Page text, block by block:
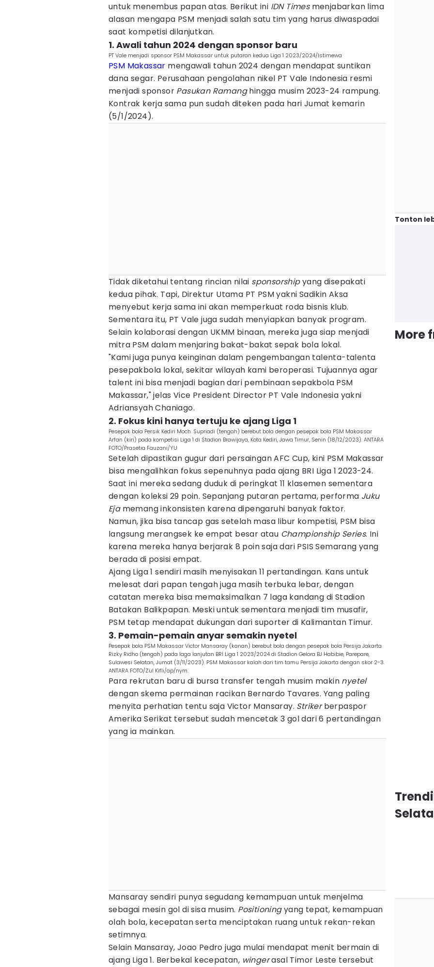
untuk menembus papan atas. Berikut ini IDN Timesmenjabarkan lima
alasan mengapa PSM menjadi salah satu tim yang harus diwaspadai
saat kompetisi dilanjutkan.
1. Awali tahun 2024 dengan sponsor baru
PT Vale menjadi sponsor PSM Makassar untuk putaran kedua Liga 1 2023/2024/Istimewa
PSM Makassar mengawali tahun 2024 dengan mendapat suntikan
dana segar. Perusahaan pengolahan nikel PT Vale Indonesia resmi
menjadi sponsor Pasukan Ramanghingga musim 2023-24 rampung.
Kontrak kerja sama pun sudah diteken pada hari Jumat kemarin
(5/1/2024).
Tidak diketahui tentang rincian nilai sponsorshipyang disepakati
kedua pihak. Tapi, Direktur Utama PT PSM yakni Sadikin Aksa
menyebut kerja sama ini akan memperkuat roda bisnis klub.
Sementara itu, PT Vale juga sudah menyiapkan banyak program.
Selain kolaborasi dengan UKMM binaan, mereka juga siap menjadi
mitra PSM dalam menjaring bakat-bakat sepak bola lokal.
"Kami juga punya keinginan dalam pengembangan talenta-talenta
pesepakbola lokal, sekitar wilayah kami beroperasi. Tujuannya agar
talent ini bisa menjadi bagian dari pembinaan sepakbola PSM
Makassar," jelas Vice President Director PT Vale Indonesia yakni
Adriansyah Chaniago.
2. Fokus kini hanya tertuju ke ajang Liga 1
Pesepak bola Persik Kediri Moch. Supriadi (tengah) berebut bola dengan pesepak bola PSM Makassar
Arfan (kiri) pada kompetisi Liga 1 di Stadion Brawijaya, Kota Kediri, Jawa Timur, Senin (18/12/2023). ANTARA
FOTO/Prasetia Fauzani/YU
Setelah dipastikan gugur dari persaingan AFC Cup, kini PSM Makassar
bisa mengalihkan fokus sepenuhnya pada ajang BRI Liga 1 2023-24.
Saat ini mereka sedang duduk di peringkat 11 klasemen sementara
dengan koleksi 29 poin. Sepanjang putaran pertama, performa Juku
Ejamemang inkonsisten karena dipengaruhi banyak faktor.
Namun, jika bisa tancap gas setelah masa libur kompetisi, PSM bisa
langsung merangsek ke empat besar atau Championship Series. Ini
karena mereka hanya berjarak 8 poin saja dari PSIS Semarang yang
berada di posisi empat.
Ajang Liga 1 sendiri masih menyisakan 11 pertandingan. Kans untuk
melesat dari papan tengah juga masih terbuka lebar, dengan
catatan mereka bisa memaksimalkan 7 laga kandang di Stadion
Batakan Balikpapan. Meski untuk sementara menjadi tim musafir,
PSM tetap mendapat dukungan dari suporter di Kalimantan Timur.
3. Pemain-pemain anyar semakin nyetel
Pesepak bola PSM Makassar Victor Mansaray (kanan) berebut bola dengan pesepak bola Persija Jakarta
Rizky Ridho (tengah) pada laga lanjutan BRI Liga 1 2023/2024 di Stadion Gelora BJ Habibie, Parepare,
Sulawesi Selatan, Jumat (3/11/2023). PSM Makassar kalah dari tim tamu Persija Jakarta dengan skor 2-3.
ANTARA FOTO/Zul Kifli/ap/nym.
Para rekrutan baru di bursa transfer tengah musim makin nyetel
dengan skema permainan racikan Bernardo Tavares. Yang paling
menyita perhatian tentu saja Victor Mansaray. Strikerberpaspor
Amerika Serikat tersebut sudah mencetak 3 gol dari 6 pertandingan
yang ia mainkan.
Mansaray sendiri punya segudang kemampuan untuk menjelma
sebagai mesin gol di sisa musim. Positioningyang tepat, kemampuan
olah bola, kecepatan serta menciptakan ruang untuk rekan-rekan
setimnya.
Selain Mansaray, Joao Pedro juga mulai mendapat menit bermain di
ajang Liga 1. Berbekal kecepatan, wingerasal Timor Leste tersebut
Tonton
More